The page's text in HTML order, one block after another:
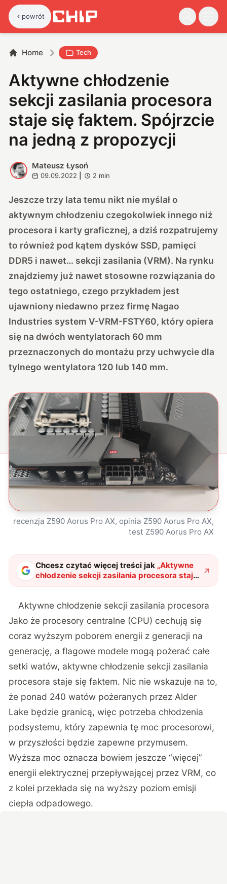
powrót
Home Tech
Aktywne chłodzenie
sekcji zasilania procesora
staje się faktem. Spójrzcie
na jedną z propozycji
M
Mateusz Łysoń
09.09.2022 2 min
Jeszcze trzy lata temu nikt nie myślał o
aktywnym chłodzeniu czegokolwiek innego niż
procesora i karty graficznej, a dziś rozpatrujemy
to również pod kątem dysków SSD, pamięci
DDR5 i nawet… sekcji zasilania (VRM). Na rynku
znajdziemy już nawet stosowne rozwiązania do
tego ostatniego, czego przykładem jest
ujawniony niedawno przez firmę Nagao
Industries system V-VRM-FSTY60, który opiera
się na dwóch wentylatorach 60 mm
przeznaczonych do montażu przy uchwycie dla
tylnego wentylatora 120 lub 140 mm.
recenzja Z590 Aorus Pro AX, opinia Z590 Aorus Pro AX,
test Z590 Aorus Pro AX
Chcesz czytać więcej treści jak „Aktywne
chłodzenie sekcji zasilania procesora staje
się faktem. Spójrzcie na jedną z
Aktywne chłodzenie sekcji zasilania procesora
Jako że procesory centralne (CPU) cechują się
coraz wyższym poborem energii z generacji na
generację, a flagowe modele mogą pożerać całe
setki watów, aktywne chłodzenie sekcji zasilania
procesora staje się faktem. Nic nie wskazuje na to,
że ponad 240 watów pożeranych przez Alder
Lake będzie granicą, więc potrzeba chłodzenia
podsystemu, który zapewnia tę moc procesorowi,
w przyszłości będzie zapewne przymusem.
Wyższa moc oznacza bowiem jeszcze “więcej”
energii elektrycznej przepływającej przez VRM, co
z kolei przekłada się na wyższy poziom emisji
ciepła odpadowego.